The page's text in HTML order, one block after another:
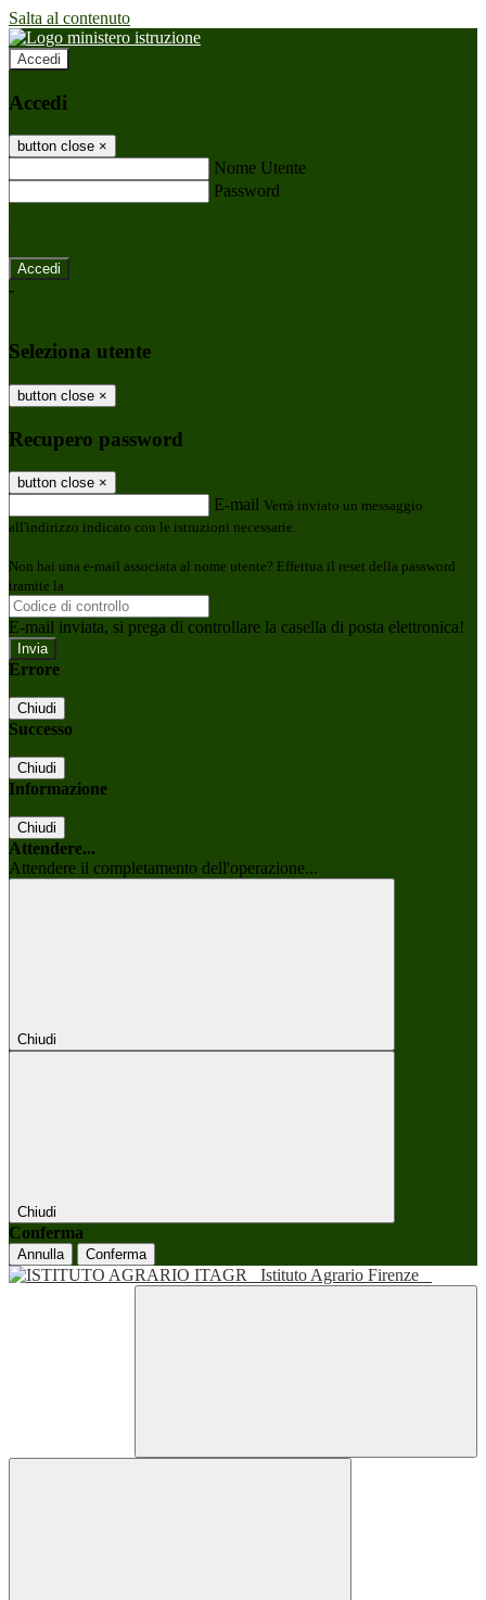
Salta al contenuto
Accedi
Accedi
button close ×
Nome Utente
Password
-
Seleziona utente
button close ×
Recupero password
button close ×
E-mail Verrà inviato un messaggio
all'indirizzo indicato con le istruzioni necessarie.
Non hai una e-mail associata al nome utente? Effettua il reset della password
tramite la
E-mail inviata, si prega di controllare la casella di posta elettronica!
Errore
Chiudi
Successo
Chiudi
Informazione
Chiudi
Attendere...
Attendere il completamento dell'operazione...
Chiudi
Chiudi
Conferma
Annulla Conferma
Istituto Agrario Firenze